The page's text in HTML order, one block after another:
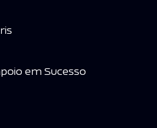
em Sucesso